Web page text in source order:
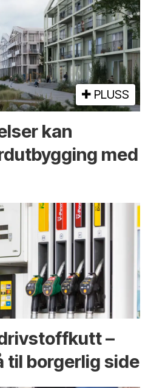
PLUSS
kan
med
–
til borgerlig side